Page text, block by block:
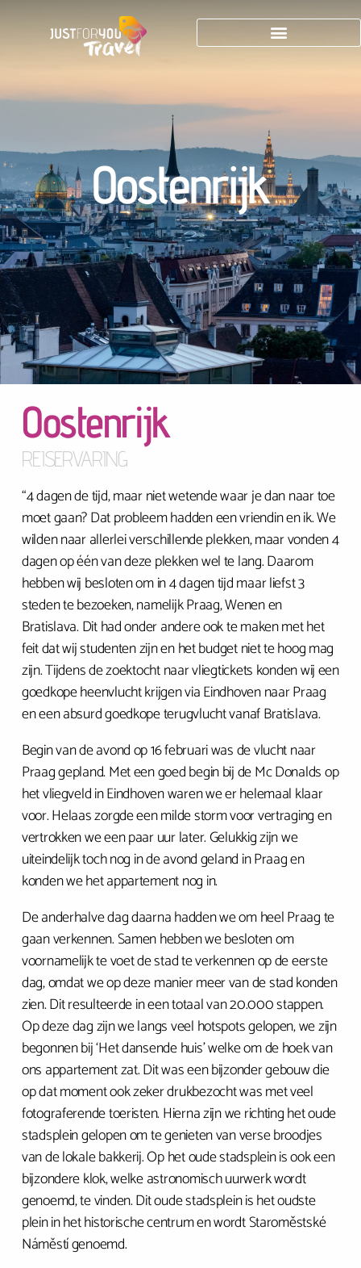
Oostenrijk
Oostenrijk
REISERVARING
“4 dagen de tijd, maar niet wetende waar je dan naar toe
moet gaan? Dat probleem hadden een vriendin en ik. We
wilden naar allerlei verschillende plekken, maar vonden 4
dagen op één van deze plekken wel te lang. Daarom
hebben wij besloten om in 4 dagen tijd maar liefst 3
steden te bezoeken, namelijk Praag, Wenen en
Bratislava. Dit had onder andere ook te maken met het
feit dat wij studenten zijn en het budget niet te hoog mag
zijn. Tijdens de zoektocht naar vliegtickets konden wij een
goedkope heenvlucht krijgen via Eindhoven naar Praag
en een absurd goedkope terugvlucht vanaf Bratislava.
Begin van de avond op 16 februari was de vlucht naar
Praag gepland. Met een goed begin bij de Mc Donalds op
het vliegveld in Eindhoven waren we er helemaal klaar
voor. Helaas zorgde een milde storm voor vertraging en
vertrokken we een paar uur later. Gelukkig zijn we
uiteindelijk toch nog in de avond geland in Praag en
konden we het appartement nog in.
De anderhalve dag daarna hadden we om heel Praag te
gaan verkennen. Samen hebben we besloten om
voornamelijk te voet de stad te verkennen op de eerste
dag, omdat we op deze manier meer van de stad konden
zien. Dit resulteerde in een totaal van 20.000 stappen.
Op deze dag zijn we langs veel hotspots gelopen, we zijn
begonnen bij ‘Het dansende huis’ welke om de hoek van
ons appartement zat. Dit was een bijzonder gebouw die
op dat moment ook zeker drukbezocht was met veel
fotograferende toeristen. Hierna zijn we richting het oude
stadsplein gelopen om te genieten van verse broodjes
van de lokale bakkerij. Op het oude stadsplein is ook een
bijzondere klok, welke astronomisch uurwerk wordt
genoemd, te vinden. Dit oude stadsplein is het oudste
plein in het historische centrum en wordt Staroměstské
Náměstí genoemd.